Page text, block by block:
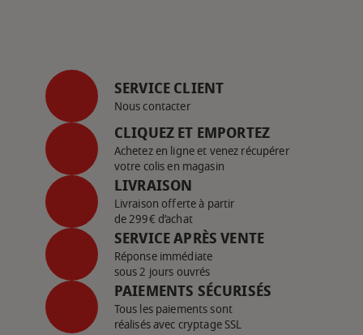
SERVICE CLIENT
Nous contacter
CLIQUEZ ET EMPORTEZ
Achetez en ligne et venez récupérer
votre colis en magasin
LIVRAISON
Livraison offerte à partir
de 299€ d’achat
SERVICE APRÈS VENTE
Réponse immédiate
sous 2 jours ouvrés
PAIEMENTS SÉCURISÉS
Tous les paiements sont
réalisés avec cryptage SSL